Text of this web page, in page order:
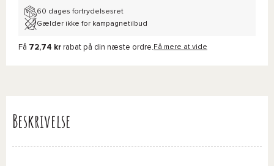
60 dages fortrydelsesret
Gælder ikke for kampagnetilbud
Få 72,74 kr rabat på din næste ordre. Få mere at vide
Beskrivelse